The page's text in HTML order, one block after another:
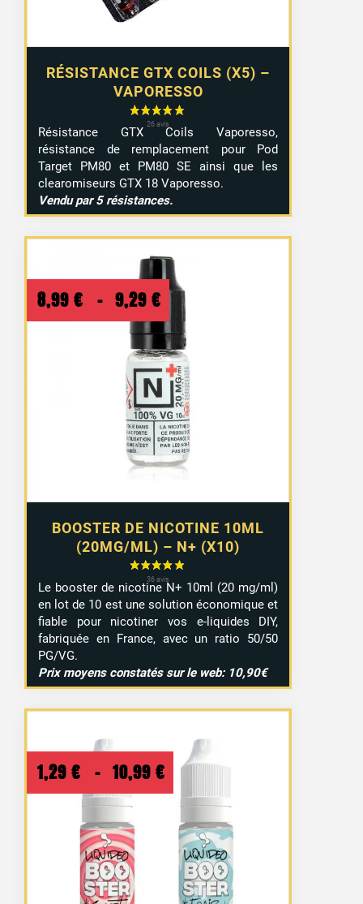
14 avis
RÉSISTANCE GTX COILS (X5) –
VAPORESSO
Résistance GTX Coils Vaporesso,
résistance de remplacement pour Pod
Target PM80 et PM80 SE ainsi que les
clearomiseurs GTX 18 Vaporesso.
Vendu par 5 résistances.
BOOSTER DE NICOTINE 10ML
(20MG/ML) – N+ (X10)
8,99 € – 9,29 € Plage
de
prix :
8,99 €
à
9,29 €
Le booster de nicotine N+ 10ml (20 mg/ml)
en lot de 10 est une solution économique et
fiable pour nicotiner vos e-liquides DIY,
fabriquée en France, avec un ratio 50/50
PG/VG.
Prix moyens constatés sur le web: 10,90€
1,29 € – 10,99 €
Plage
de
prix :
1,29 €